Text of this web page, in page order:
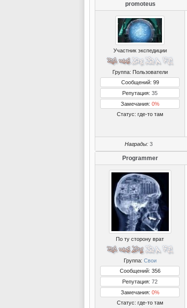
promoteus
Участник экспедиции
Группа: Пользователи
Сообщений: 99
Репутация: 35
Замечания: 0%
Статус: где-то там
Награды: 3
Programmer
По ту сторону врат
Группа: Свои
Сообщений: 356
Репутация: 72
Замечания: 0%
Статус: где-то там